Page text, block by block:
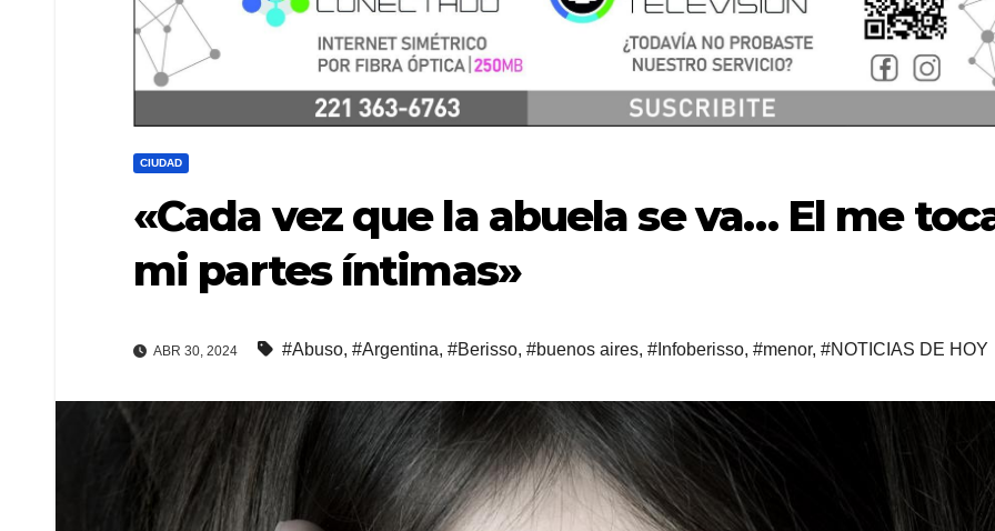
CIUDAD
«Cada vez que la abuela se va… El me
mi partes íntimas»
ABR 30, 2024 #Abuso, #Argentina, #Berisso, #buenos aires, #Infoberisso, #menor, #NOTICIAS DE HOY